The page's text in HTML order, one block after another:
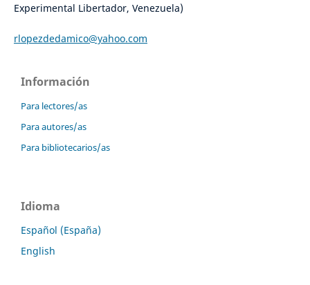
Experimental Libertador, Venezuela)
rlopezdedamico@yahoo.com
Información
Para lectores/as
Para autores/as
Para bibliotecarios/as
Idioma
Español (España)
English